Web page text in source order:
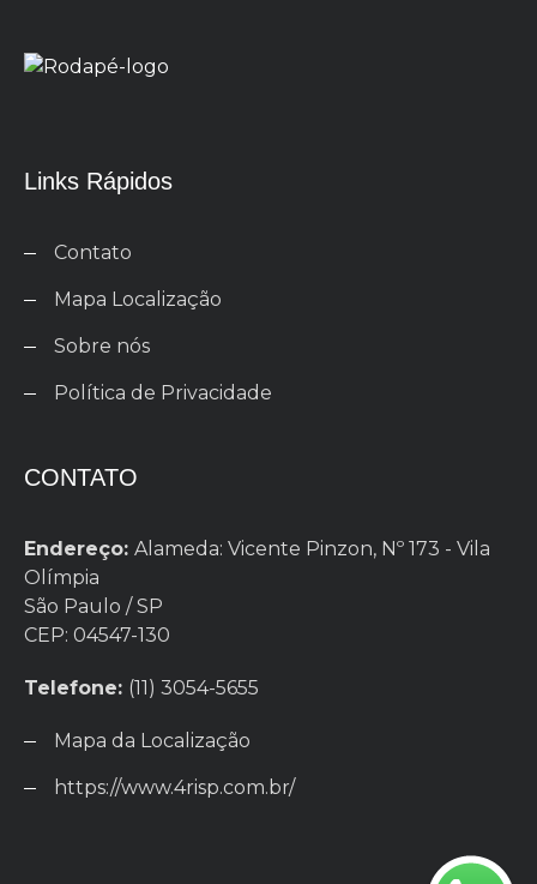
Links Rápidos
Contato
Mapa Localização
Sobre nós
Política de Privacidade
CONTATO
Endereço: Alameda: Vicente Pinzon, Nº 173 - Vila
Olímpia
São Paulo / SP
CEP: 04547-130
Telefone: (11) 3054-5655
Mapa da Localização
https://www.4risp.com.br/